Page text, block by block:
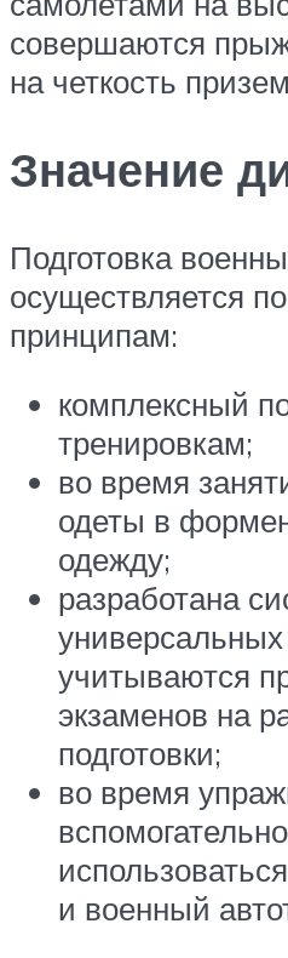
совершаются
на четкость
Значение
Подготовка
осуществляется
принципам:
комплексный
тренировкам;
во время
одеты в
одежду;
разработана
учитываются
экзаменов на
подготовки;
во время
и военный